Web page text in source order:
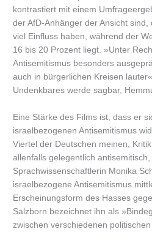
kontrastiert mit einem
der AfD-Anhänger der Ansicht
viel Einfluss haben, während der
16 bis 20 Prozent liegt. »Unter
Antisemitismus besonders
auch in bürgerlichen Kreisen
Undenkbares werde sagbar,
Eine Stärke des Films ist, dass er
israelbezogenen Antisemitismus
Viertel der Deutschen meinen,
allenfalls gelegentlich antisemitisch,
Sprachwissenschaftlerin Monika
israelbezogene Antisemitismus
Erscheinungsform des Hasses
Salzborn bezeichnet ihn als
zwischen verschiedenen